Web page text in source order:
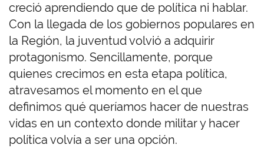
creció aprendiendo que de política ni hablar.
Con la llegada de los gobiernos populares en
la Región, la juventud volvió a adquirir
protagonismo. Sencillamente, porque
quienes crecimos en esta etapa política,
atravesamos el momento en el que
definimos qué queríamos hacer de nuestras
vidas en un contexto donde militar y hacer
política volvía a ser una opción.